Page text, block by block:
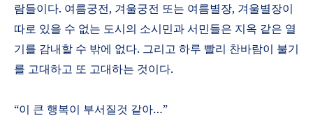
람들이다. 여름궁전, 겨울궁전 또는 여름별장, 겨울별장이
따로 있을 수 없는 도시의 소시민과 서민들은 지옥 같은 열
기를 감내할 수 밖에 없다. 그리고 하루 빨리 찬바람이 불기
를 고대하고 또 고대하는 것이다.
“이 큰 행복이 부서질것 같아…”